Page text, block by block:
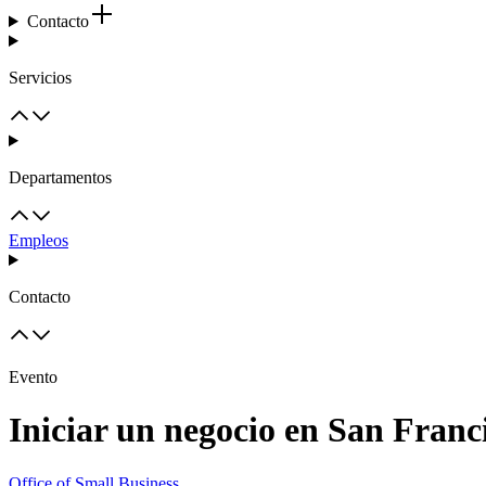
Contacto
Servicios
Departamentos
Empleos
Contacto
Evento
Iniciar un negocio en San